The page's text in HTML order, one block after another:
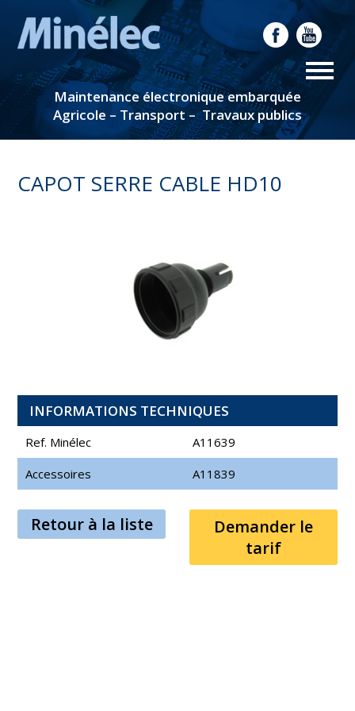
Maintenance électronique embarquée
Agricole – Transport – Travaux publics
CAPOT SERRE CABLE HD10
INFORMATIONS TECHNIQUES
Ref. Minélec
A11639
Accessoires
A11839
Retour à la liste
Demander le
tarif